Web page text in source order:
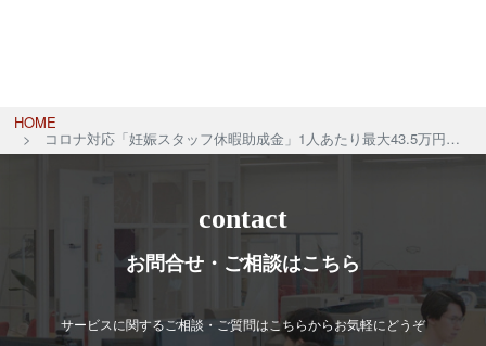
HOME
コロナ対応「妊娠スタッフ休暇助成金」1人あたり最大43.5万円【令和4年3月31日までに休暇取得】
contact
お問合せ・ご相談はこちら
サービスに関するご相談・ご質問はこちらからお気軽にどうぞ